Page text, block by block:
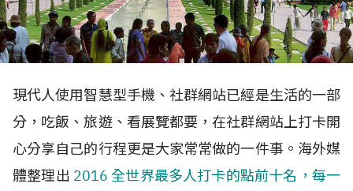
現代人使用智慧型手機、社群網站已經是生活的一部
分，吃飯、旅遊、看展覽都要，在社群網站上打卡開
心分享自己的行程更是大家常常做的一件事。海外媒
體整理出 2016 全世界最多人打卡的點前十名，每一